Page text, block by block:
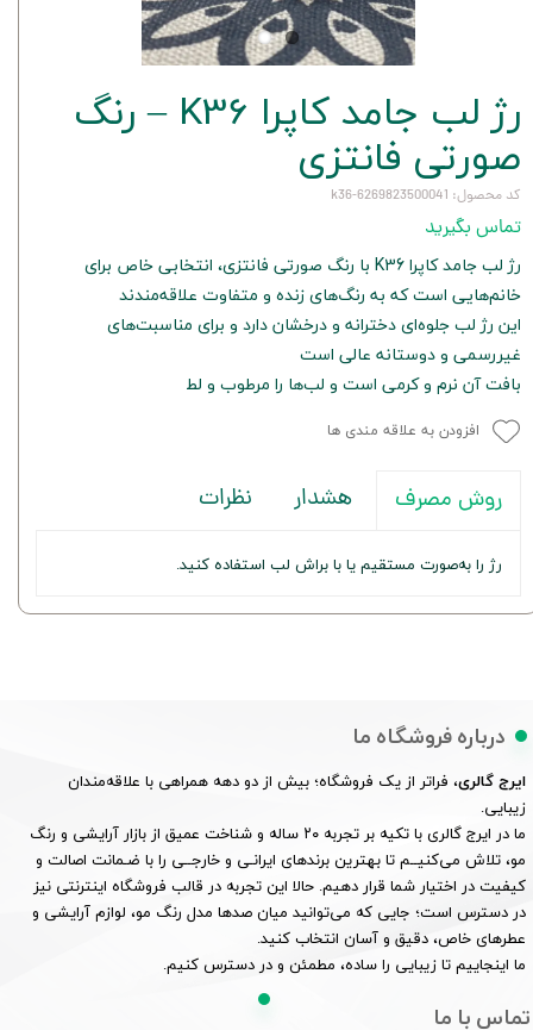
رژ لب جامد کاپرا K36 – رنگ
صورتی فانتزی
کد محصول: 6269823500041-k36
تماس بگیرید
رژ لب جامد کاپرا K36 با رنگ صورتی فانتزی، انتخابی خاص برای
خانم‌هایی است که به رنگ‌های زنده و متفاوت علاقه‌مندند
این رژ لب جلوه‌ای دخترانه و درخشان دارد و برای مناسبت‌های
غیررسمی و دوستانه عالی است
بافت آن نرم و کرمی است و لب‌ها را مرطوب و لط
افزودن به علاقه مندی ها
روش مصرف هشدار نظرات
رژ را به‌صورت مستقیم یا با براش لب استفاده کنید.
درباره فروشگاه ما
ایرج گالری، فراتر از یک فروشگاه؛ بیش از دو دهه همراهی با علاقه‌مندان
زیبایی.
ما در ایرج گالری با تکیه بر تجربه ۲۰ ساله و شناخت عمیق از بازار آرایشی و رنگ
مو، تلاش می‌کنیــم تا بهترین برندهای ایرانـی و خارجــی را با ضـمانت اصالت و
کیفیت در اختیار شما قرار دهیم. حالا این تجربه در قالب فروشگاه اینترنتی نیز
در دسترس است؛ جایی که می‌توانید میان صدها مدل رنگ مو، لوازم آرایشی و
عطرهای خاص، دقیق و آسان انتخاب کنید.
ما اینجاییم تا زیبایی را ساده، مطمئن و در دسترس کنیم.
تماس با ما